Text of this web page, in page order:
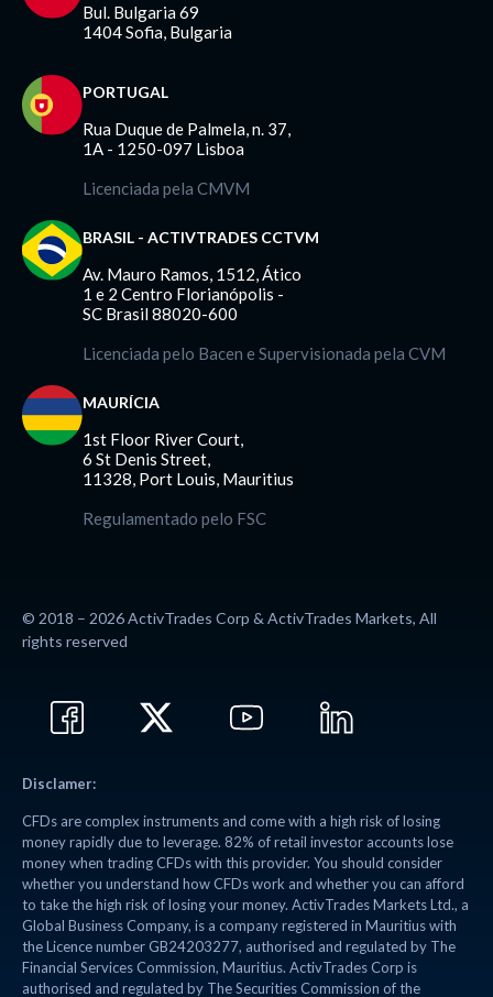
Bul. Bulgaria 69
1404 Sofia, Bulgaria
PORTUGAL
Rua Duque de Palmela, n. 37,
1A - 1250-097 Lisboa
Licenciada pela CMVM
BRASIL - ACTIVTRADES CCTVM
Av. Mauro Ramos, 1512, Ático
1 e 2 Centro Florianópolis -
SC Brasil 88020-600
Licenciada pelo Bacen e Supervisionada pela CVM
MAURÍCIA
1st Floor River Court,
6 St Denis Street,
11328, Port Louis, Mauritius
Regulamentado pelo FSC
© 2018 – 2026 ActivTrades Corp & ActivTrades Markets, All
rights reserved
Disclamer:
CFDs are complex instruments and come with a high risk of losing
money rapidly due to leverage. 82% of retail investor accounts lose
money when trading CFDs with this provider. You should consider
whether you understand how CFDs work and whether you can afford
to take the high risk of losing your money. ActivTrades Markets Ltd., a
Global Business Company, is a company registered in Mauritius with
the Licence number GB24203277, authorised and regulated by The
Financial Services Commission, Mauritius. ActivTrades Corp is
authorised and regulated by The Securities Commission of the